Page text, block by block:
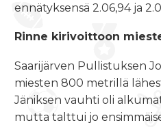
ennätyksensä 2.06,94 ja
Rinne kirivoittoon
Saarijärven Pullistuksen
miesten 800 metrillä
Jäniksen vauhti oli
mutta talttui jo